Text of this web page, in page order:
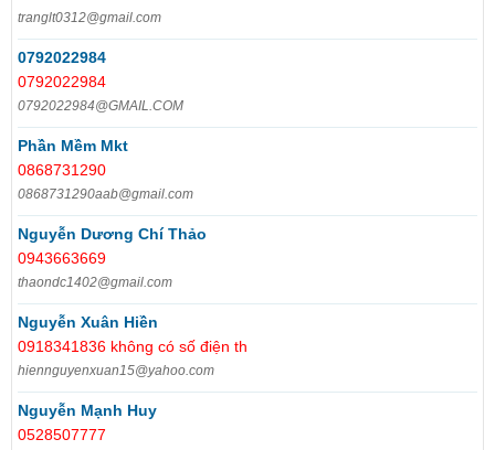
tranglt0312@gmail.com
0792022984
0792022984
0792022984@GMAIL.COM
Phần Mềm Mkt
0868731290
0868731290aab@gmail.com
Nguyễn Dương Chí Thảo
0943663669
thaondc1402@gmail.com
Nguyễn Xuân Hiền
0918341836 không có số điện th
hiennguyenxuan15@yahoo.com
Nguyễn Mạnh Huy
0528507777